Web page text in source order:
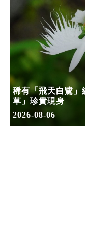
稀有「飛天白鷺」
草」珍貴現身
2026-08-06